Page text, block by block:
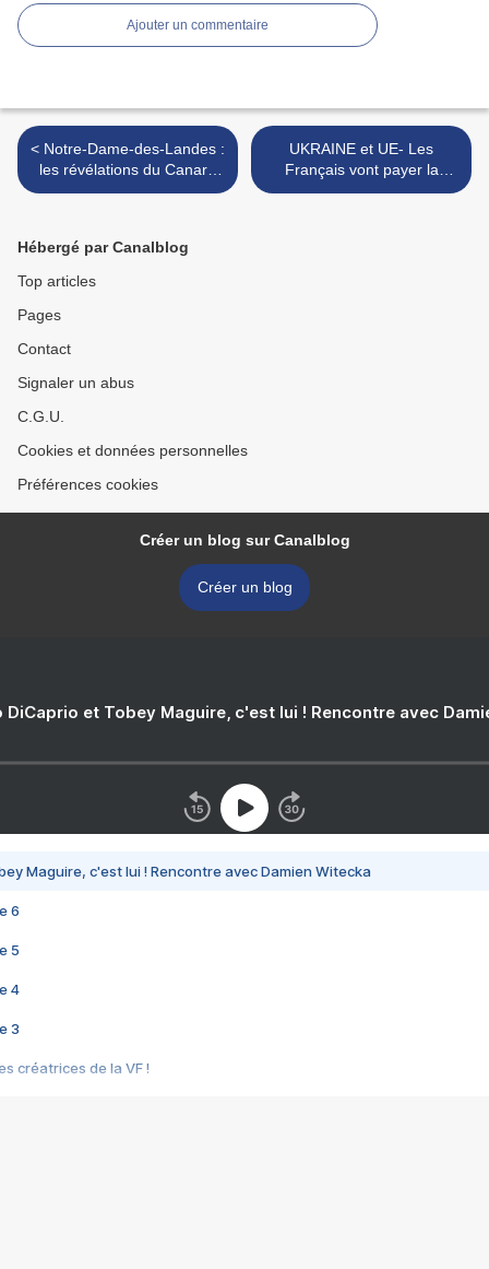
Ajouter un commentaire
< Notre-Dame-des-Landes :
les révélations du Canard
Enchaîné
UKRAINE et UE- Les
Français vont payer la
facture de l’Ukraine! >
Hébergé par Canalblog
Top articles
Pages
Contact
Signaler un abus
C.G.U.
Cookies et données personnelles
Préférences cookies
Créer un blog sur Canalblog
Créer un blog
DiCaprio et Tobey Maguire, c'est lui ! Rencontre avec
Maguire, c'est lui ! Rencontre avec Damien Witecka
6
5
4
3
créatrices de la VF !